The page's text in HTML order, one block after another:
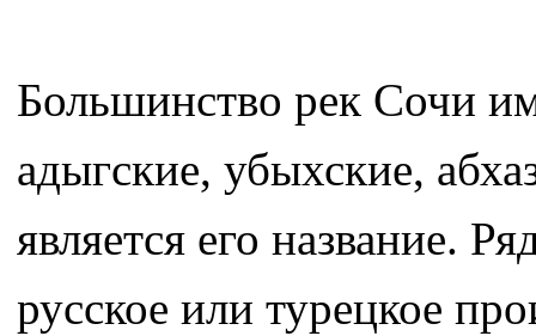
Большинство рек Сочи
адыгские, убыхские,
является его название.
русское или турецкое